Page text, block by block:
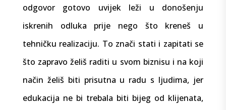
odgovor gotovo uvijek leži u donošenju
iskrenih odluka prije nego što kreneš u
tehničku realizaciju. To znači stati i zapitati se
što zapravo želiš raditi u svom biznisu i na koji
način želiš biti prisutna u radu s ljudima, jer
edukacija ne bi trebala biti bijeg od klijenata,